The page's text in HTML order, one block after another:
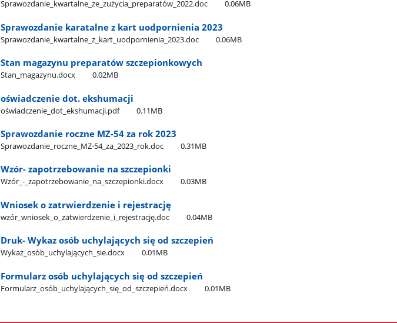
Sprawozdanie​_kwartalne​_ze​_zużycia​_preparatów​_2022.doc 0.06MB
Sprawozdanie karatalne z kart uodpornienia 2023
Sprawozdanie​_kwartalne​_z​_kart​_uodpornienia​_2023.doc 0.06MB
Stan magazynu preparatów szczepionkowych
Stan​_magazynu.docx 0.02MB
oświadczenie dot. ekshumacji
oświadczenie​_dot​_ekshumacji.pdf 0.11MB
Sprawozdanie roczne MZ-54 za rok 2023
Sprawozdanie​_roczne​_MZ-54​_za​_2023​_rok.doc 0.31MB
Wzór- zapotrzebowanie na szczepionki
Wzór​_-​_zapotrzebowanie​_na​_szczepionki.docx 0.03MB
Wniosek o zatrwierdzenie i rejestrację
wzór​_wniosek​_o​_zatwierdzenie​_i​_rejestrację.doc 0.04MB
Druk- Wykaz osób uchylających się od szczepień
Wykaz​_osób​_uchylających​_sie.docx 0.01MB
Formularz osób uchylających się od szczepień
Formularz​_osób​_uchylających​_się​_od​_szczepień.docx 0.01MB